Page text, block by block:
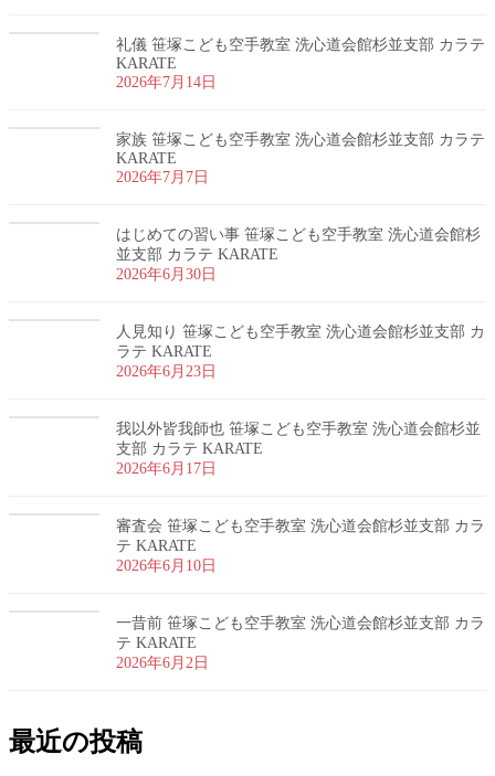
礼儀 笹塚こども空手教室 洗心道会館杉並支部 カラテ
KARATE
2026年7月14日
家族 笹塚こども空手教室 洗心道会館杉並支部 カラテ
KARATE
2026年7月7日
はじめての習い事 笹塚こども空手教室 洗心道会館杉
並支部 カラテ KARATE
2026年6月30日
人見知り 笹塚こども空手教室 洗心道会館杉並支部 カ
ラテ KARATE
2026年6月23日
我以外皆我師也 笹塚こども空手教室 洗心道会館杉並
支部 カラテ KARATE
2026年6月17日
審査会 笹塚こども空手教室 洗心道会館杉並支部 カラ
テ KARATE
2026年6月10日
一昔前 笹塚こども空手教室 洗心道会館杉並支部 カラ
テ KARATE
2026年6月2日
最近の投稿